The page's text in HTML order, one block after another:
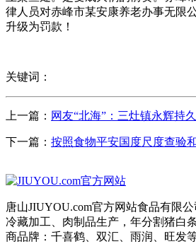
律人员对赤峰市某安康养老办事无限
升级为罚款！
关键词：
上一篇： 网友“北海”：三灶镇永辉持
下一篇： 按照食物平安国度尺度查验
唐山JIUYOU.com官方网站食品有限公
冷藏加工、肉制品生产，年分割猪白
商品牌：千喜鹤、双汇、雨润、旺发